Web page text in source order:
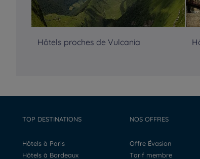
Hôtels proches de Vulcania
TOP DESTINATIONS
Hôtels à Paris
Hôtels à Bordeaux
NOS OFFRES
Offre Évasion
Tarif membre